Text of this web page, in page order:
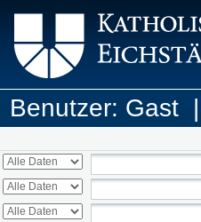
Benutzer: Gast |